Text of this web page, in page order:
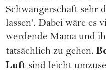
Schwangerschaft sehr
lassen'. Dabei wäre es
werdende Mama und
tatsächlich zu gehen.
Luft sind leicht